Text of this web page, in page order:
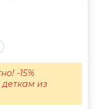
-15%
деткам из